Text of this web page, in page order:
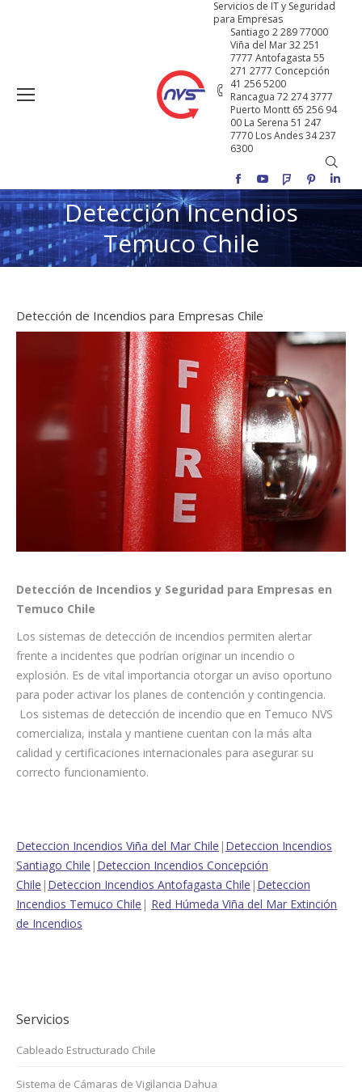
Servicios de IT y Seguridad
para Empresas
Santiago 2 289 77000
Viña del Mar 32 251
7777 Antofagasta 55
271 2777 Concepción
41 256 5200
Rancagua 72 274 3777
Puerto Montt 65 256 94
00 La Serena 51 247
7770 Los Andes 34 237
6300
Buscar:
Facebook
YouTubeFoursquare
Pinterest
Detección Incendios
Temuco Chile
Estás aquí:
Detección de Incendios para Empresas Chile
Detección de Incendios y Seguridad para Empresas en
Temuco Chile
Los sistemas de detección de incendios permiten alertar
frente a incidentes que podrían originar un incendio o
explosión. Es de vital importancia otorgar un aviso oportuno
para poder activar los planes de contención y contingencia.
Los sistemas de detección de incendio que en Temuco NVS
comercializa, instala y mantiene cuentan con la más alta
calidad y certificaciones internacionales para asegurar su
correcto funcionamiento.
Deteccion Incendios Viña del Mar Chile | Deteccion Incendios
Santiago Chile | Deteccion Incendios Concepción
Chile | Deteccion Incendios Antofagasta Chile | Deteccion
Incendios Temuco Chile | Red Húmeda Viña del Mar Extinción
de Incendios
Servicios
Cableado Estructurado Chile
Sistema de Cámaras de Vigilancia Dahua